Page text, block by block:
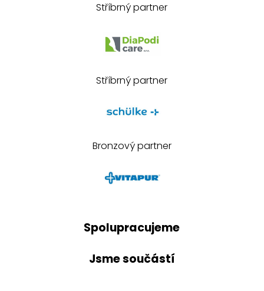
Stříbrný partner
Stříbrný partner
Bronzový partner
Spolupracujeme
Jsme součástí